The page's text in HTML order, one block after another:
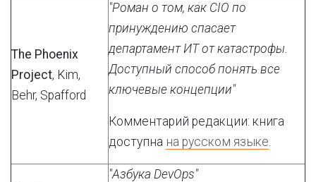
The Phoenix
Project, Kim,
Behr, Spafford
"Роман о том, как CIO по
принуждению спасает
департамент ИТ от катастрофы.
Доступный способ понять все
ключевые концепции"
Комментарий редакции: книга
доступна на русском языке.
"Азбука DevOps"